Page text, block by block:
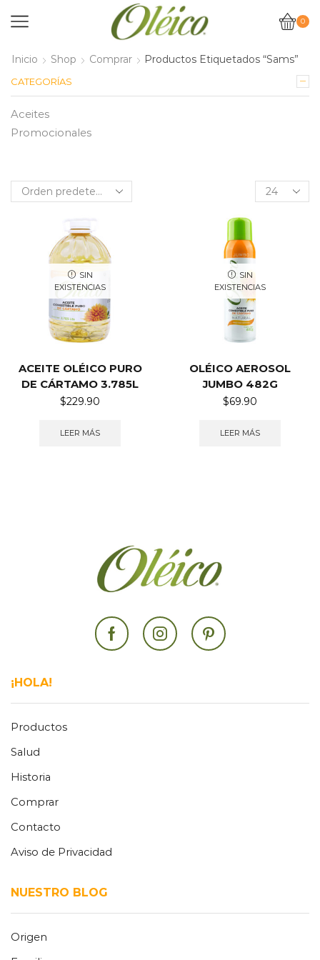
0
Inicio Shop Comprar Productos Etiquetados “sams”
Products
per
page
SIN
EXISTENCIAS
ACEITE OLÉICO PURO
DE CÁRTAMO 3.785L
$229.90
LEER MÁS
SIN
EXISTENCIAS
OLÉICO AEROSOL
JUMBO 482G
$69.90
LEER MÁS
CATEGORÍAS
Aceites
Promocionales
FacebookInstagramPinterest
¡HOLA!
Productos
Salud
Historia
Comprar
Contacto
Aviso de Privacidad
NUESTRO BLOG
Origen